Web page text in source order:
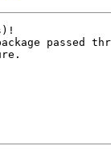
passed